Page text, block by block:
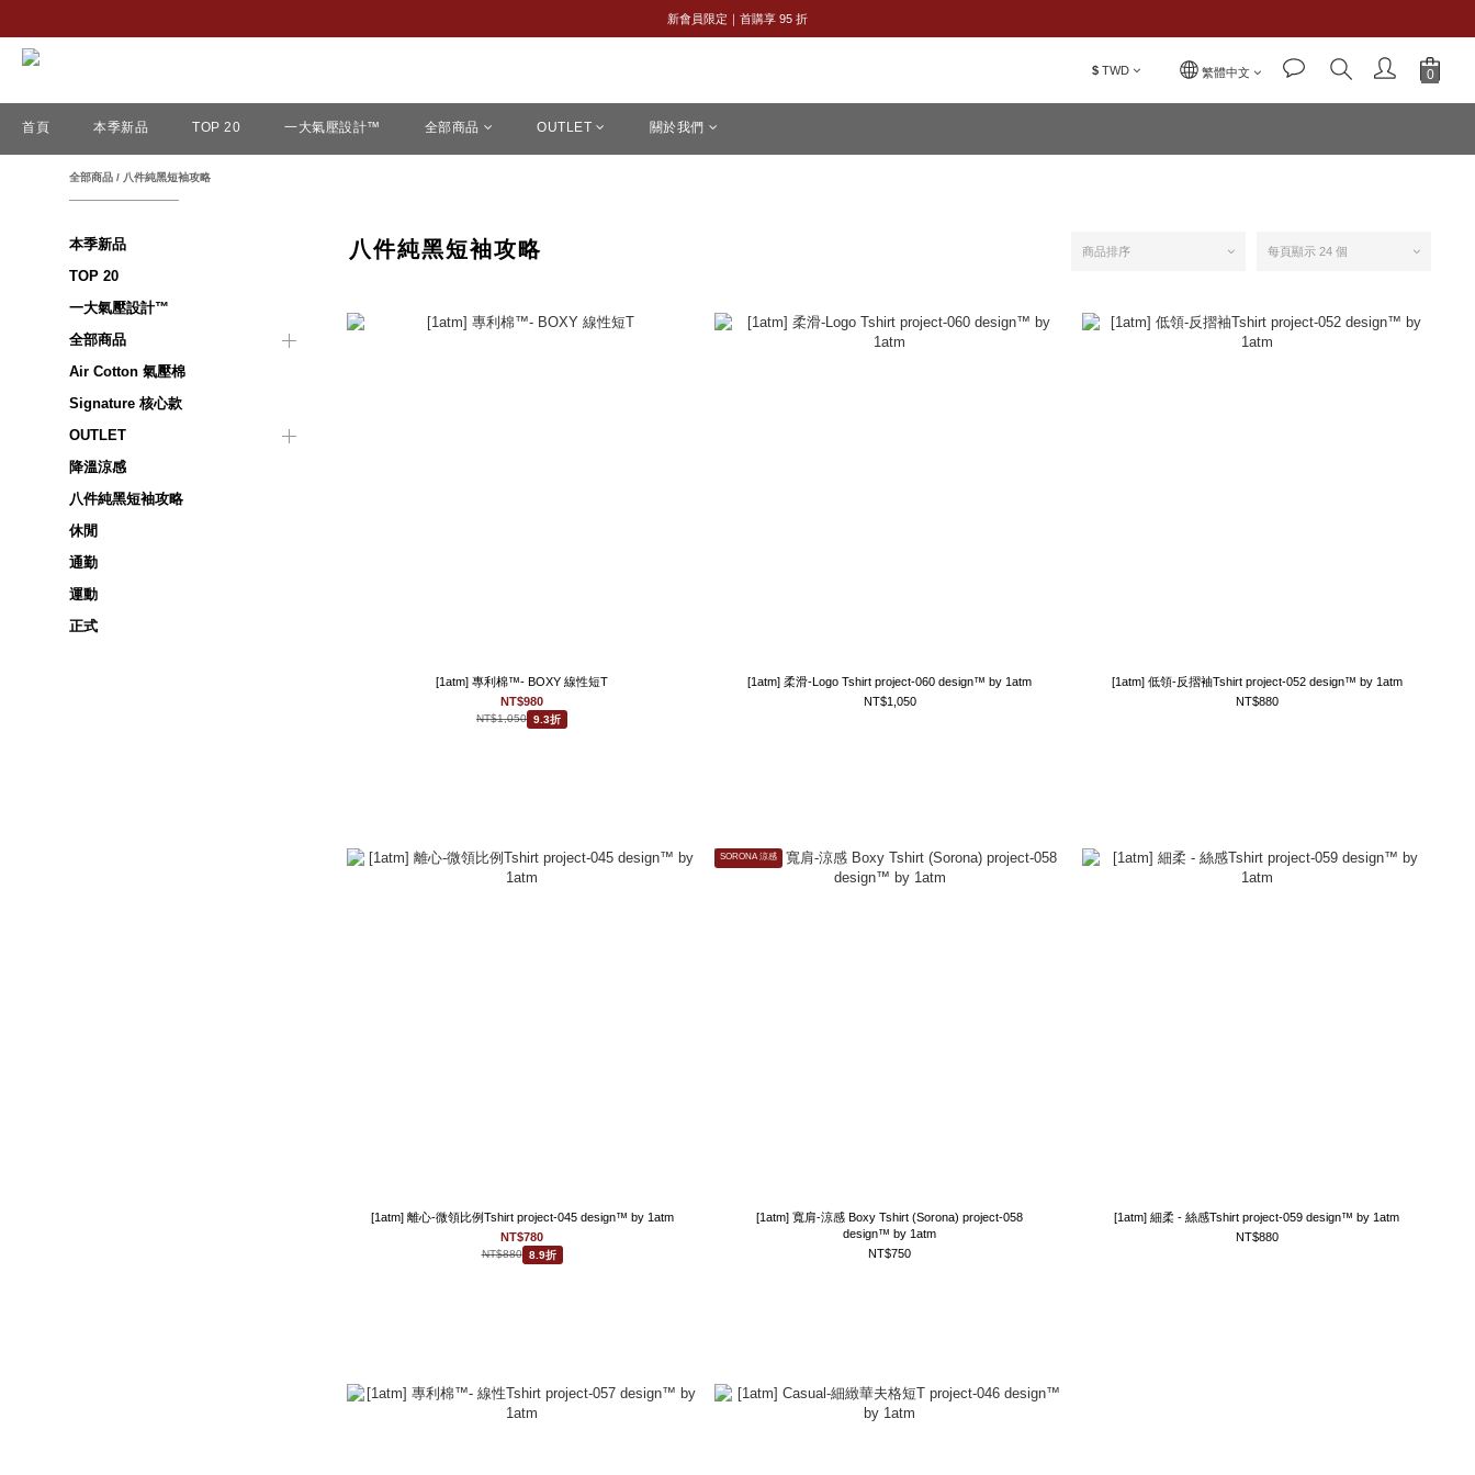
全館購物滿 NT$2,500｜享免運
新會員限定｜首購享 95 折
$ TWD 繁體中文
首頁 本季新品 TOP 20 一大氣壓設計™ 全部商品 OUTLET 關於我們
全部商品 / 八件純黑短袖攻略
本季新品
TOP 20
一大氣壓設計™
全部商品
Air Cotton 氣壓棉
Signature 核心款
OUTLET
降溫涼感
八件純黑短袖攻略
休閒
通勤
運動
正式
八件純黑短袖攻略 商品排序 每頁顯示 24 個
[1atm] 專利棉™- BOXY 線性短T
NT$980
NT$1,050 9.3折
[1atm] 柔滑-Logo Tshirt project-060 design™ by 1atm
NT$1,050
[1atm] 低領-反摺袖Tshirt project-052 design™ by 1atm
NT$880
[1atm] 離心-微領比例Tshirt project-045 design™ by 1atm
NT$780
NT$880 8.9折
SORONA 涼感
[1atm] 寬肩-涼感 Boxy Tshirt (Sorona) project-058
design™ by 1atm
NT$750
[1atm] 細柔 - 絲感Tshirt project-059 design™ by 1atm
NT$880